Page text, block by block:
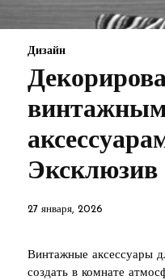
Дизайн
Эксклюзив
27 января, 2026
Винтажные аксессуары
создать в комнате